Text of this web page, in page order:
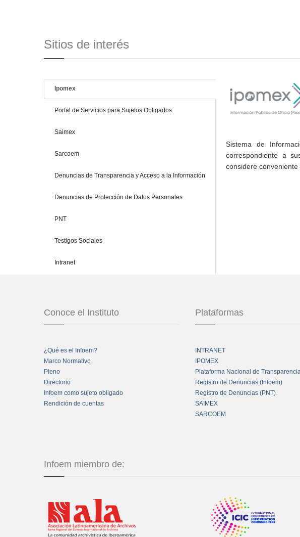
Sitios de interés
Ipomex
Portal de Servicios para Sujetos Obligados
Saimex
Sarcoem
Denuncias de Transparencia y Acceso a la Información
Denuncias de Protección de Datos Personales
PNT
Testigos Sociales
Intranet
Sistema de
correspondiente a
considere
Conoce el Instituto
¿Qué es el Infoem?
Marco Normativo
Pleno
Directorio
Infoem como sujeto obligado
Rendición de cuentas
Plataformas
INTRANET
IPOMEX
Plataforma Nacional de
Registro de Denuncias (Infoem)
Registro de Denuncias (PNT)
SAIMEX
SARCOEM
Infoem miembro de: